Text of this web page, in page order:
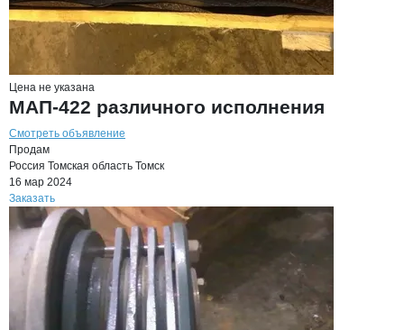
Цена не указана
МАП-422 различного исполнения
Смотреть объявление
Продам
Россия Томская область Томск
16 мар 2024
Заказать